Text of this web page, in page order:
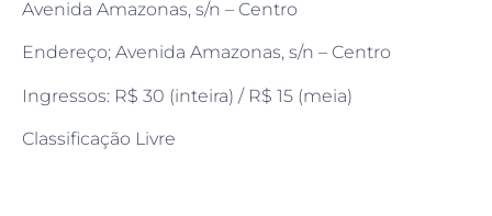
Avenida Amazonas, s/n – Centro
Endereço; Avenida Amazonas, s/n – Centro
Ingressos: R$ 30 (inteira) / R$ 15 (meia)
Classificação Livre